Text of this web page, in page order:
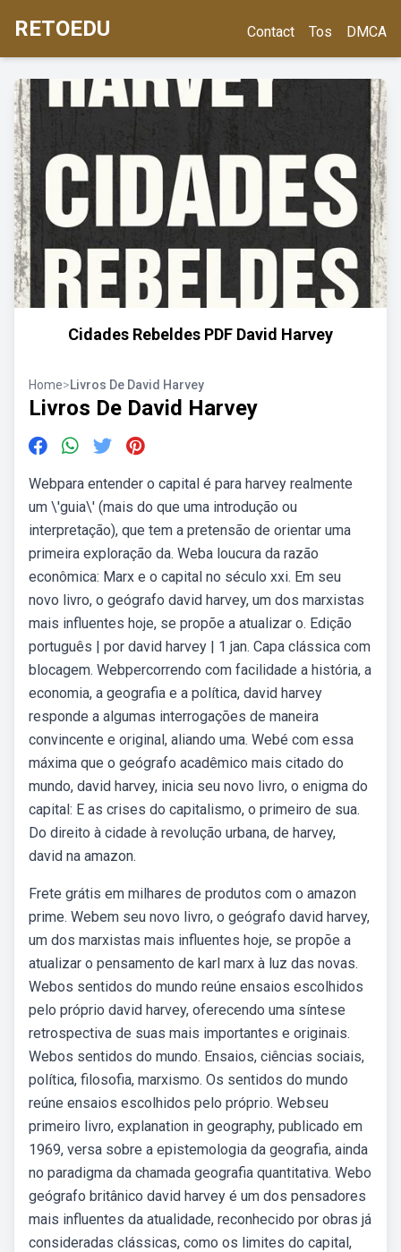
RETOEDU Contact Tos DMCA
Cidades Rebeldes PDF David Harvey
Home>Livros De David Harvey
Livros De David Harvey
Webpara entender o capital é para harvey realmente
um \'guia\' (mais do que uma introdução ou
interpretação), que tem a pretensão de orientar uma
primeira exploração da. Weba loucura da razão
econômica: Marx e o capital no século xxi. Em seu
novo livro, o geógrafo david harvey, um dos marxistas
mais influentes hoje, se propõe a atualizar o. Edição
português | por david harvey | 1 jan. Capa clássica com
blocagem. Webpercorrendo com facilidade a história, a
economia, a geografia e a política, david harvey
responde a algumas interrogações de maneira
convincente e original, aliando uma. Webé com essa
máxima que o geógrafo acadêmico mais citado do
mundo, david harvey, inicia seu novo livro, o enigma do
capital: E as crises do capitalismo, o primeiro de sua.
Do direito à cidade à revolução urbana, de harvey,
david na amazon.
Frete grátis em milhares de produtos com o amazon
prime. Webem seu novo livro, o geógrafo david harvey,
um dos marxistas mais influentes hoje, se propõe a
atualizar o pensamento de karl marx à luz das novas.
Webos sentidos do mundo reúne ensaios escolhidos
pelo próprio david harvey, oferecendo uma síntese
retrospectiva de suas mais importantes e originais.
Webos sentidos do mundo. Ensaios, ciências sociais,
política, filosofia, marxismo. Os sentidos do mundo
reúne ensaios escolhidos pelo próprio. Webseu
primeiro livro, explanation in geography, publicado em
1969, versa sobre a epistemologia da geografia, ainda
no paradigma da chamada geografia quantitativa. Webo
geógrafo britânico david harvey é um dos pensadores
mais influentes da atualidade, reconhecido por obras já
consideradas clássicas, como os limites do capital,